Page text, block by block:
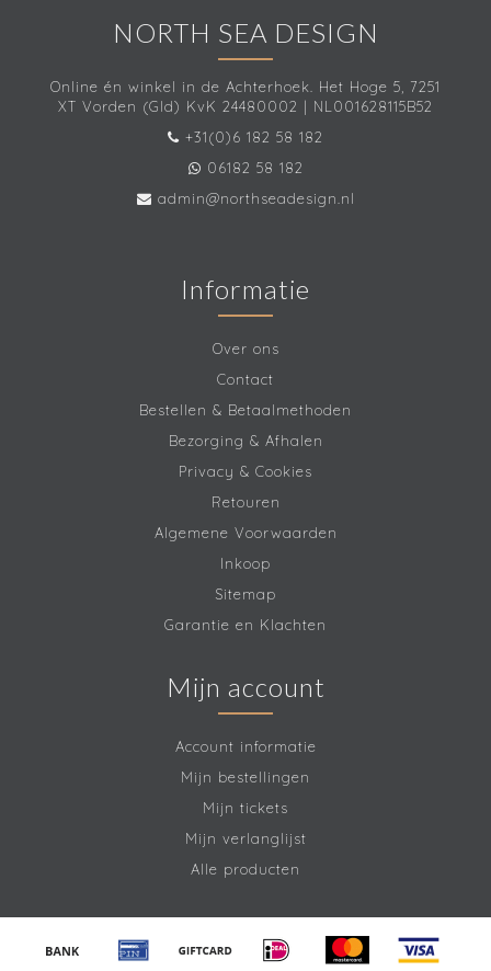
NORTH SEA DESIGN
Online én winkel in de Achterhoek. Het Hoge 5, 7251
XT Vorden (Gld) KvK 24480002 | NL001628115B52
+31(0)6 182 58 182
06182 58 182
admin@northseadesign.nl
Informatie
Over ons
Contact
Bestellen & Betaalmethoden
Bezorging & Afhalen
Privacy & Cookies
Retouren
Algemene Voorwaarden
Inkoop
Sitemap
Garantie en Klachten
Mijn account
Account informatie
Mijn bestellingen
Mijn tickets
Mijn verlanglijst
Alle producten